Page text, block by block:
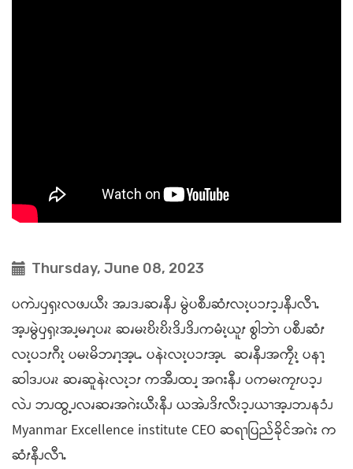
Thursday, June 08, 2023
ပကဲၪၦၡၩလဖၪယီၩ အၪဒၪဆၧနီၪ မွဲပစီၪဆံၭလၩ့ပၥၭၥ့ၪနီၪလီၫႉ
အ့ၪမွဲၦၡၩအၪ့မၧၫ့ပၧၩ ဆၧမၩဎိၩဎိၩဒိၪဒိၪကမံၩ့ယူၭ စွါဘဲၫ ပစီၪဆံၭ
လၩ့ပၥၭဂီၩ့ ပမၩမိဘၧၫ့အ့ၬႉ ပနဲၩလၩ့ပၥၭအ့ၬ ဆၧနီၪအကၠီၩ့ ပနၫ့
ဆါဒၪပၧၩ ဆၧဆူနဲၩလၩ့ၥၭ ကအီၪထၪ့ အဂးနီၪ ပကမၩကၠၭပၥ့ၪ
လဲၪ ဘၪထွ့ၪလၧဆၧအဂဲးယီၩနီၪ ယအဲၪဒိၭလီၩၥ့ၪယၫအ့ၪဘၪနၥံၪ
Myanmar Excellence institute CEO ဆရၫပြည်ခိုင်အဂဲး က
ဆံၭနီၪလီၫႉ